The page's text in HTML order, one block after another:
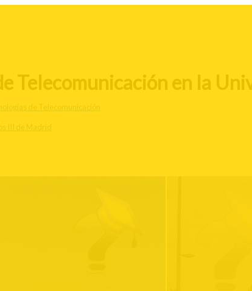
Telecomunicación en la
de Telecomunicación
III de Madrid